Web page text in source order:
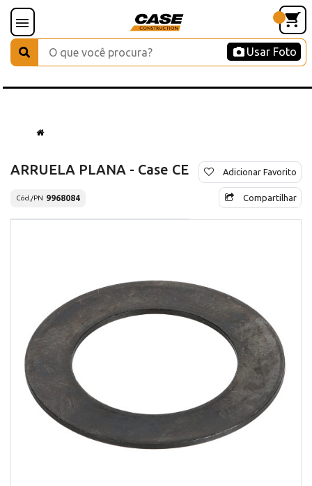
Usar Foto
ARRUELA PLANA - Case CE
Cód./PN 9968084
Adicionar Favorito
Compartilhar